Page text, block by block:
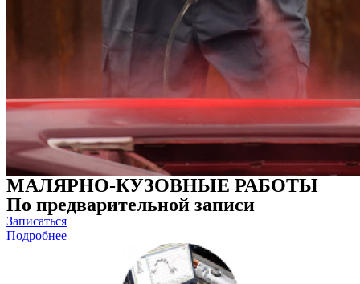
МАЛЯРНО-КУЗОВНЫЕ РАБОТЫ
По предварительной записи
Записаться
Подробнее